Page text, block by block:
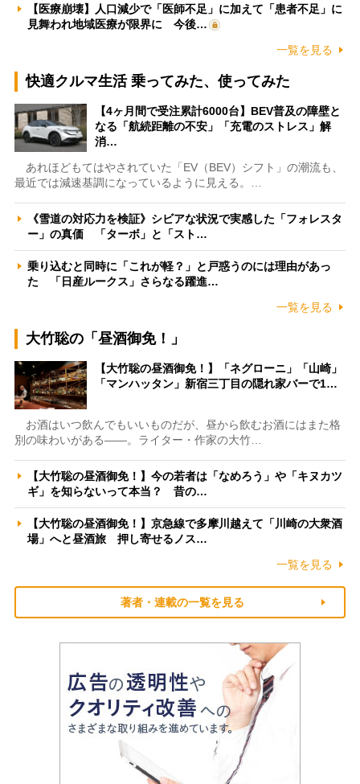
【医療崩壊】人口減少で「医師不足」に加えて「患者不足」に
見舞われ地域医療が限界に 今後…
一覧を見る
快適クルマ生活 乗ってみた、使ってみた
【4ヶ月間で受注累計6000台】BEV普及の障壁と
なる「航続距離の不安」「充電のストレス」解
消…
あれほどもてはやされていた「EV（BEV）シフト」の潮流も、
最近では減速基調になっているように見える。…
《雪道の対応力を検証》シビアな状況で実感した「フォレスタ
ー」の真価 「ターボ」と「スト…
乗り込むと同時に「これが軽？」と戸惑うのには理由があっ
た 「日産ルークス」さらなる躍進…
一覧を見る
大竹聡の「昼酒御免！」
【大竹聡の昼酒御免！】「ネグローニ」「山崎」
「マンハッタン」新宿三丁目の隠れ家バーで1…
お酒はいつ飲んでもいいものだが、昼から飲むお酒にはまた格
別の味わいがある――。ライター・作家の大竹…
【大竹聡の昼酒御免！】今の若者は「なめろう」や「キヌカツ
ギ」を知らないって本当？ 昔の…
【大竹聡の昼酒御免！】京急線で多摩川越えて「川崎の大衆酒
場」へと昼酒旅 押し寄せるノス…
一覧を見る
著者・連載の一覧を見る